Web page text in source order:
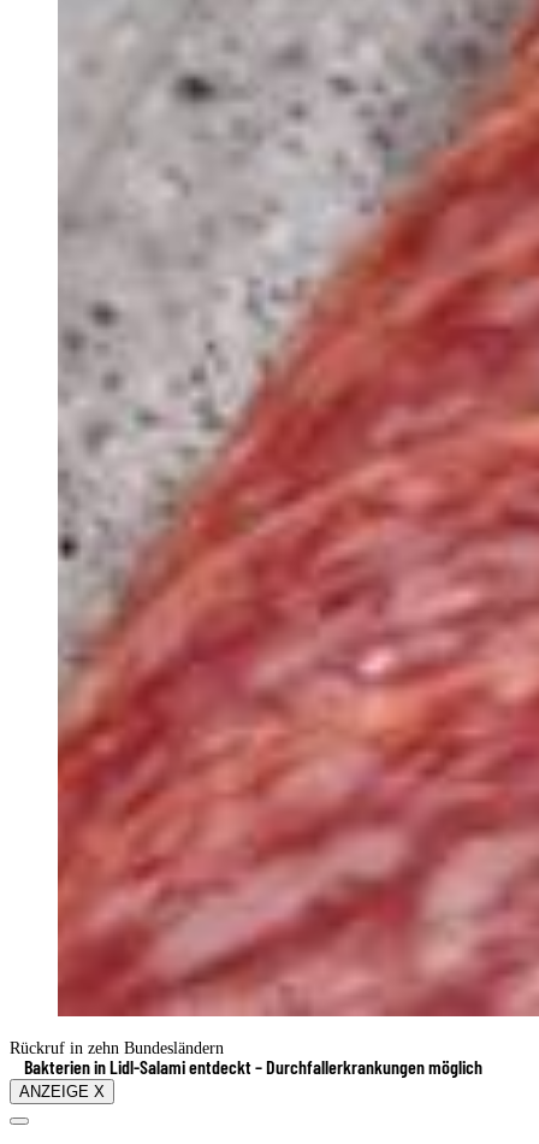
Rückruf in zehn Bundesländern
Bakterien in Lidl-Salami entdeckt – Durchfallerkrankungen möglich
ANZEIGE X